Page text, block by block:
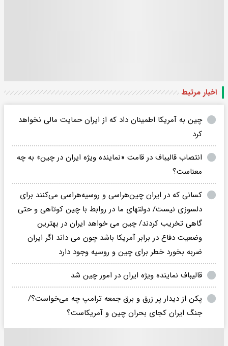
اخبار مرتبط
چین به آمریکا اطمینان داد که از ایران حمایت مالی نخواهد
کرد
انتصاب قالیباف در قامت «نماینده ویژه ایران در چین» به چه
معناست؟
کسانی که در ایران چین‌هراسی و روسیه‌هراسی می‌کنند برای
دلسوزی نیست/ دولتهای ما در روابط با چین کوتاهی و حتی
گاهی تخریب کردند/ چین می خواهد ایران در بهترین
وضعیت دفاع در برابر آمریکا باشد چون می داند اگر ایران
ضربه بخورد خطر برای چین و روسیه وجود دارد
قالیباف نماینده ویژه ایران در امور چین شد
پکن از دیدار پر زرق و برق جمعه ترامپ چه می‌خواست؟/
جنگ ایران کجای بحران چین و آمریکاست؟